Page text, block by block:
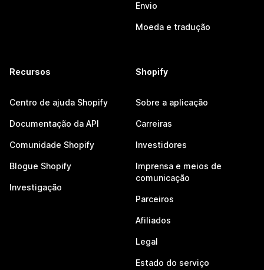
Envio
Moeda e tradução
Recursos
Centro de ajuda Shopify
Documentação da API
Comunidade Shopify
Blogue Shopify
Investigação
Shopify
Sobre a aplicação
Carreiras
Investidores
Imprensa e meios de
comunicação
Parceiros
Afiliados
Legal
Estado do serviço